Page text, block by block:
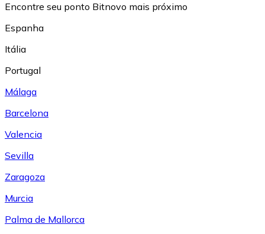
Encontre seu ponto Bitnovo mais próximo
Espanha
Itália
Portugal
Málaga
Barcelona
Valencia
Sevilla
Zaragoza
Murcia
Palma de Mallorca